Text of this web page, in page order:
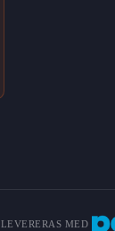
LEVERERAS MED